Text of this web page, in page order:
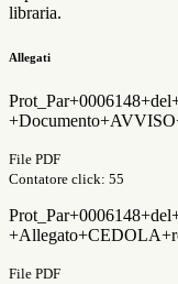
libraria.
Allegati
File PDF
Contatore click: 55
File PDF